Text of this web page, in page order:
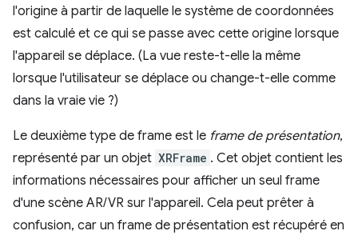
l'origine à partir de laquelle le système de coordonnées
est calculé et ce qui se passe avec cette origine lorsque
l'appareil se déplace. (La vue reste-t-elle la même
lorsque l'utilisateur se déplace ou change-t-elle comme
dans la vraie vie ?)
Le deuxième type de frame est le frame de présentation,
représenté par un objet XRFrame . Cet objet contient les
informations nécessaires pour afficher un seul frame
d'une scène AR/VR sur l'appareil. Cela peut prêter à
confusion, car un frame de présentation est récupéré en